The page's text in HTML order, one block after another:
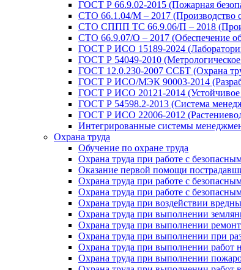
ГОСТ Р 66.9.02-2015 (Пожарная
СТО 66.1.04/М – 2017 (Производство
СТО СППП ТС 66.9.06/П – 2018
СТО 66.9.07/О – 2017 (Обеспечение
ГОСТ Р ИСО 15189-2024
ГОСТ Р 54049-2010
ГОСТ 12.0.230-2007 ССБТ (Охрана
ГОСТ Р ИСО/МЭК 90003-2014
ГОСТ Р ИСО 20121-2014 (Устойчивое
ГОСТ Р 54598.2-2013 (Система
ГОСТ Р ИСО 22006-2012
Интегрированные системы
Охрана труда
Обучение по охране труда
Охрана труда при работе с
Оказание первой помощи
Охрана труда при работе с
Охрана труда при работе с
Охрана труда при воздействии
Охрана труда при выполнении
Охрана труда при выполнении
Охрана труда при выполнении при
Охрана труда при выполнении работ
Охрана труда при выполнении